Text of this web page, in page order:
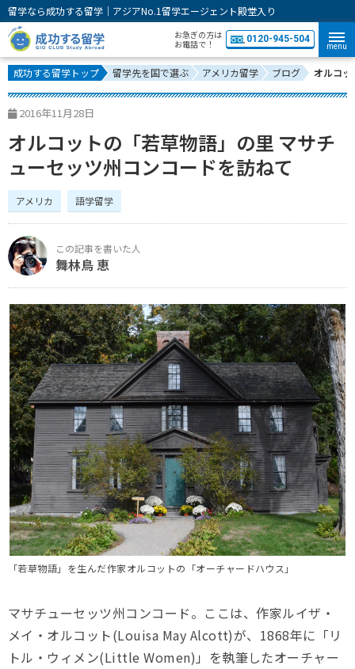
留学なら成功する留学｜アジアNo.1留学エージェント殿堂入り
お急ぎの方は
お電話で！
0120-945-504
menu
成功する留学トップ 留学先を国で選ぶ アメリカ留学 ブログ オルコッ
2016年11月28日
オルコットの「若草物語」の里 マサチ
ューセッツ州コンコードを訪ねて
アメリカ 語学留学
舞林鳥 恵
「若草物語」を生んだ作家オルコットの「オーチャードハウス」
マサチューセッツ州コンコード。ここは、作家ルイザ・
メイ・オルコット(Louisa May Alcott)が、1868年に「リ
トル・ウィメン(Little Women)」を執筆したオーチャー